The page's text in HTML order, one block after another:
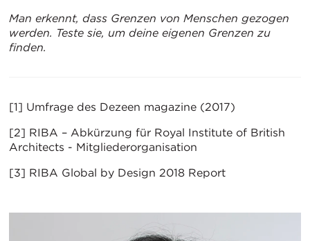
Man erkennt, dass Grenzen von Menschen gezogen
werden. Teste sie, um deine eigenen Grenzen zu
finden.
[1] Umfrage des Dezeen magazine (2017)
[2] RIBA – Abkürzung für Royal Institute of British
Architects - Mitgliederorganisation
[3] RIBA Global by Design 2018 Report